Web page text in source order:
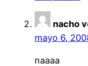
nacho
mayo 6,
naaaa